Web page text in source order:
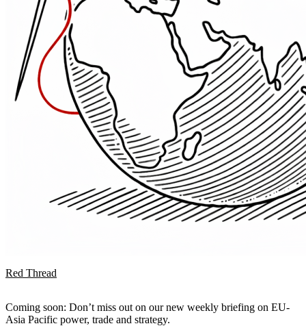
Red Thread
Coming soon: Don’t miss out on our new weekly briefing on EU-
Asia Pacific power, trade and strategy.